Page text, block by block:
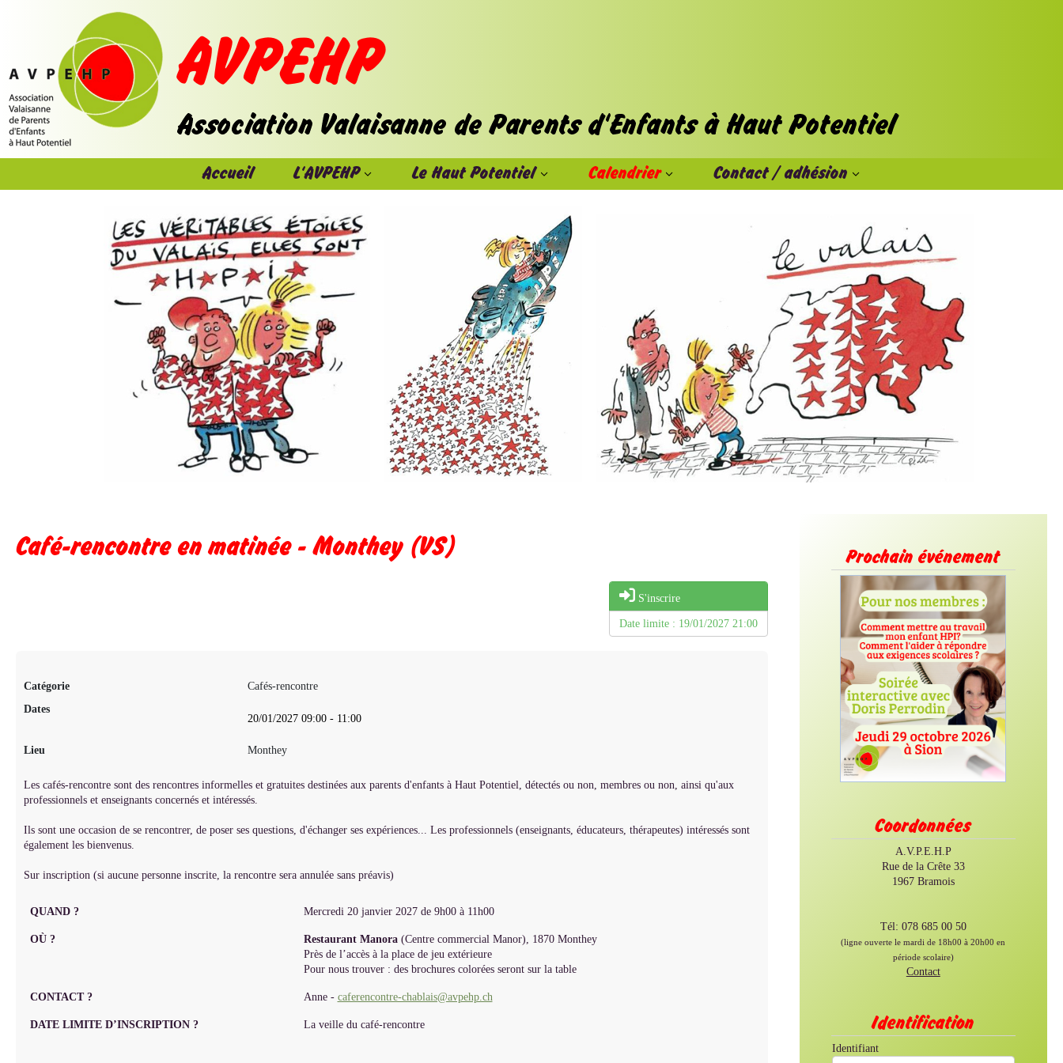
Accueil L'AVPEHP Le Haut Potentiel Calendrier Contact / adhésion
Café-rencontre en matinée - Monthey (VS)
S'inscrire
Date limite : 19/01/2027 21:00
Catégorie
Cafés-rencontre
Dates
20/01/2027 09:00- 11:00
Lieu Monthey
Les cafés-rencontre sont des rencontres informelles et gratuites destinées aux parents d'enfants à Haut Potentiel, détectés ou non, membres ou non, ainsi qu'aux
professionnels et enseignants concernés et intéressés.
Ils sont une occasion de se rencontrer, de poser ses questions, d'échanger ses expériences... Les professionnels (enseignants, éducateurs, thérapeutes) intéressés sont
également les bienvenus.
Sur inscription (si aucune personne inscrite, la rencontre sera annulée sans préavis)
QUAND ? Mercredi 20 janvier 2027 de 9h00 à 11h00
OÙ ? Restaurant Manora (Centre commercial Manor), 1870 Monthey
Près de l’accès à la place de jeu extérieure
Pour nous trouver : des brochures colorées seront sur la table
CONTACT ? Anne - caferencontre-chablais@avpehp.ch
DATE LIMITE D’INSCRIPTION ? La veille du café-rencontre
Prochain événement
Coordonnées
A.V.P.E.H.P
Rue de la Crête 33
1967 Bramois
Tél: 078 685 00 50
(ligne ouverte le mardi de 18h00 à 20h00 en
période scolaire)
Contact
Identification
Identifiant